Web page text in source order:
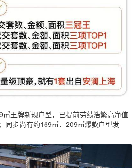
王牌新规户型，已提前劳绩浩繁高净值
同步尚有约169㎡、209㎡爆款户型发